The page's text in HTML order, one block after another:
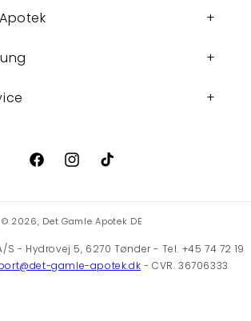
FacebookInstagram
TikTok
© 2026, Det Gamle Apotek DE
S - Hydrovej 5, 6270 Tønder - Tel. +45 74 72 19
gamle-apotek.dk - CVR. 36706333